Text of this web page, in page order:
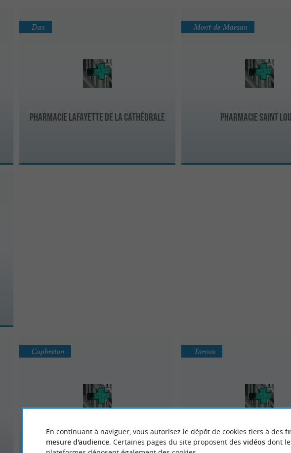
Pharmacie Lafayette de la Cathédrale
Dax
Pharmacie Saint
Mont-de-Marsan
Pharmacie Merceron
Capbreton
Pharmacie de
Tarnos
En continuant à naviguer, vous autorisez le dépôt de cookies tiers à des
mesure d'audience. Certaines pages du site proposent des vidéosdont